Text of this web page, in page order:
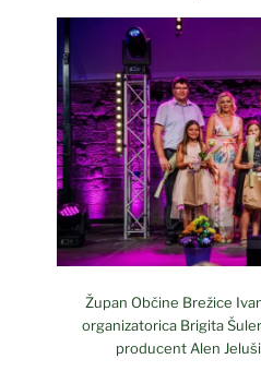
Župan Občine Brežice
organizatorica Brigita
producent Alen